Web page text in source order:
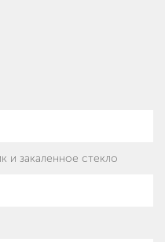
и закаленное стекло